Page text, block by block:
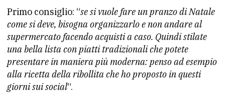
Primo consiglio: “se si vuole fare un pranzo di Natale
come si deve, bisogna organizzarlo e non andare al
supermercato facendo acquisti a caso. Quindi stilate
una bella lista con piatti tradizionali che potete
presentare in maniera più moderna: penso ad esempio
alla ricetta della ribollita che ho proposto in questi
giorni sui social“.